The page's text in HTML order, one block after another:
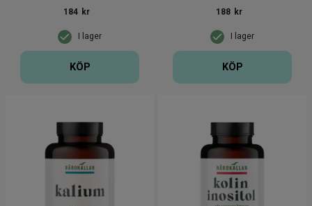
I lager
184 kr
KÖP
I lager
188 kr
KÖP